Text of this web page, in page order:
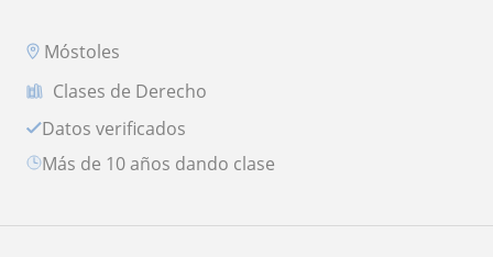
Móstoles
Clases de Derecho
Datos verificados
más de 10 años dando clase